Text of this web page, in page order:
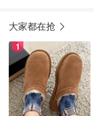
大家都在抢
1